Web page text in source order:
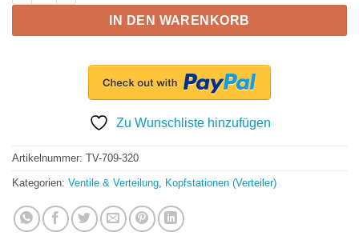
IN DEN WARENKORB
Zu Wunschliste hinzufügen
Artikelnummer: TV-709-320
Kategorien: Ventile & Verteilung, Kopfstationen (Verteiler)